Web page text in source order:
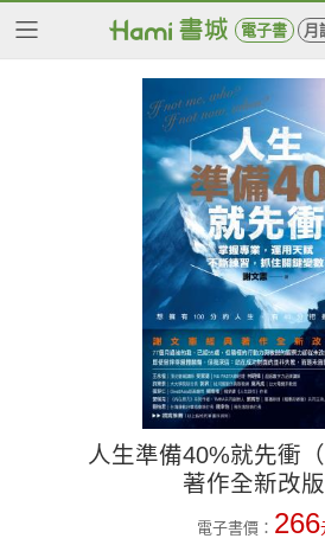
電子書 月
人生準備40%就先衝
著作全新改版
電子書價： 266